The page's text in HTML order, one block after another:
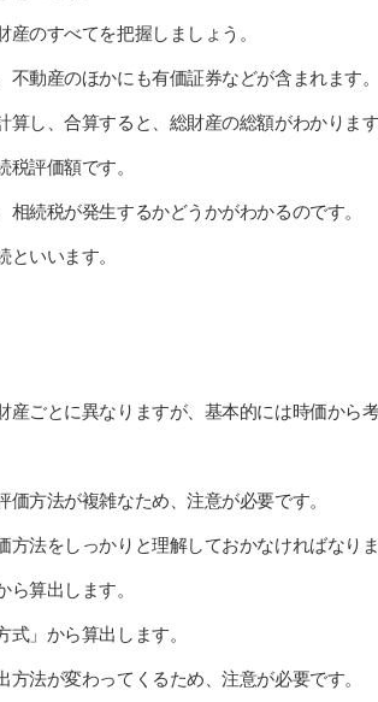
のすべてを把握しましょう。
動産のほかにも有価証券などが含まれます
し、合算すると、総財産の総額がわかりま
評価額です。
続税が発生するかどうかがわかるのです。
いいます。
ごとに異なりますが、基本的には時価から
方法が複雑なため、注意が必要です。
法をしっかりと理解しておかなければなり
算出します。
」から算出します。
法が変わってくるため、注意が必要です。